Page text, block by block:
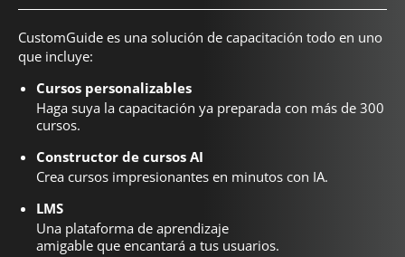
CustomGuide es una solución de capacitación todo en uno
que incluye:
Cursos personalizables
Haga suya la capacitación ya preparada con más de 300
cursos.
Constructor de cursos AI
Crea cursos impresionantes en minutos con IA.
LMS
Una plataforma de aprendizaje
amigable que encantará a tus usuarios.